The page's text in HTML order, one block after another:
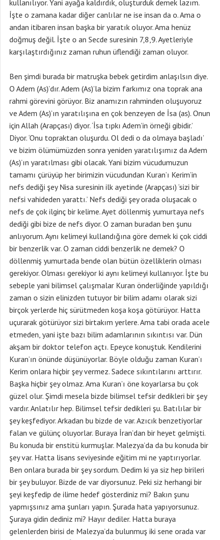
kullanılıyor. Yani ayağa kaldırdık, oluşturduk demek lazım.
İşte o zamana kadar diğer canlılar ne ise insan da o. Ama o
andan itibaren insan başka bir yaratık oluyor. Ama henüz
doğmuş değil. İşte o an Secde suresinin 7,8,9. Ayetleriyle
karşılaştırdığınız zaman ruhun üflendiği zaman oluyor.
Ben şimdi burada bir matruşka bebek getirdim anlaşılsın diye.
O Adem (As)’dır. Adem (As)’la bizim farkımız ona toprak ana
rahmi görevini görüyor. Biz anamızın rahminden oluşuyoruz
ve Adem (As)’ın yaratılışına en çok benzeyen de İsa (as). Onun
için Allah (Arapçası) diyor. ‘İsa tıpkı Adem’in örneği gibidir.’
Diyor. ‘Onu topraktan oluşurdu. Ol dedi o da olmaya başladı’
ve bizim ölümümüzden sonra yeniden yaratılışımız da Adem
(As)’ın yaratılması gibi olacak. Yani bizim vücudumuzun
tamamı çürüyüp her birimizin vücudundan Kuran’ı Kerim’in
nefs dediği şey Nisa suresinin ilk ayetinde (Arapçası) ‘sizi bir
nefsi vahideden yarattı.’ Nefs dediği şey orada oluşacak o
nefs de çok ilginç bir kelime. Ayet döllenmiş yumurtaya nefs
dediği gibi bize de nefs diyor. O zaman buradan ben şunu
anlıyorum. Aynı kelimeyi kullandığına göre demek ki çok ciddi
bir benzerlik var. O zaman ciddi benzerlik ne demek? O
döllenmiş yumurtada bende olan bütün özelliklerin olması
gerekiyor. Olması gerekiyor ki aynı kelimeyi kullanıyor. İşte bu
sebeple yani bilimsel çalışmalar Kuran önderliğinde yapıldığı
zaman o sizin elinizden tutuyor bir bilim adamı olarak sizi
birçok yerlerde hiç sürütmeden koşa koşa götürüyor. Hatta
uçurarak götürüyor sizi birtakım yerlere. Ama tabi orada acele
etmeden, yani işte bazı bilim adamlarının sıkıntısı var. Dün
akşam bir doktor telefon açtı. Epeyce konuştuk. Kendilerini
Kuran’ın önünde düşünüyorlar. Böyle olduğu zaman Kuran’ı
Kerim onlara hiçbir şey vermez. Sadece sıkıntılarını arttırır.
Başka hiçbir şey olmaz. Ama Kuran’ı öne koyarlarsa bu çok
güzel olur. Şimdi mesela bizde bilimsel tefsir dedikleri bir şey
vardır. Anlatılır hep. Bilimsel tefsir dedikleri şu. Batılılar bir
şey keşfediyor. Arkadan bu bizde de var. Azıcık benzetiyorlar
falan ve gülünç oluyorlar. Buraya İran’dan bir heyet gelmişti.
Bu konuda bir enstitü kurmuşlar. Malezya’da da bu konuda bir
şey var. Hatta lisans seviyesinde eğitim mi ne yaptırıyorlar.
Ben onlara burada bir şey sordum. Dedim ki ya siz hep birileri
bir şey buluyor. Bizde de var diyorsunuz. Peki siz herhangi bir
şeyi keşfedip de ilime hedef gösterdiniz mi? Bakın şunu
yapmışsınız ama şunları yapın. Şurada hata yapıyorsunuz.
Şuraya gidin dediniz mi? Hayır dediler. Hatta buraya
gelenlerden birisi de Malezya’da bulunmuş iki sene orada var